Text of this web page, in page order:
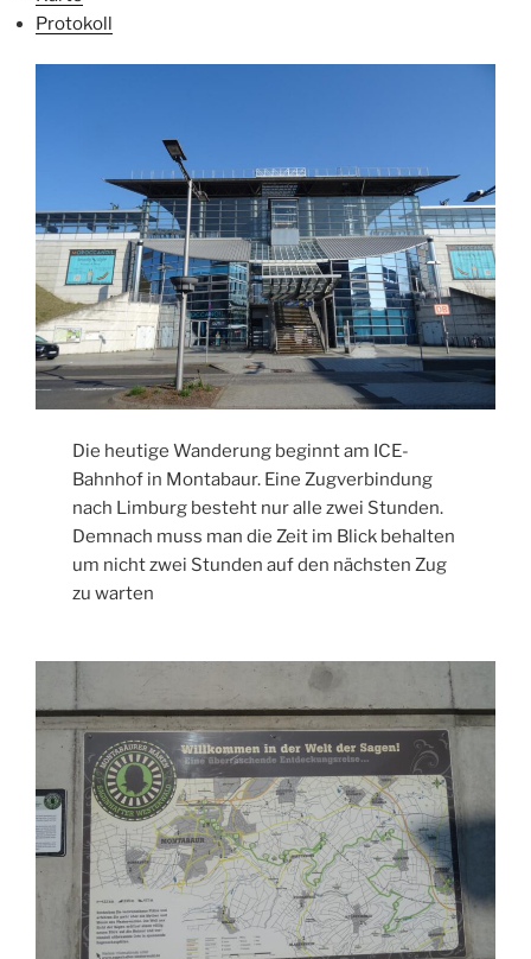
Protokoll
Die heutige Wanderung beginnt am ICE-
Bahnhof in Montabaur. Eine Zugverbindung
nach Limburg besteht nur alle zwei Stunden.
Demnach muss man die Zeit im Blick behalten
um nicht zwei Stunden auf den nächsten Zug
zu warten